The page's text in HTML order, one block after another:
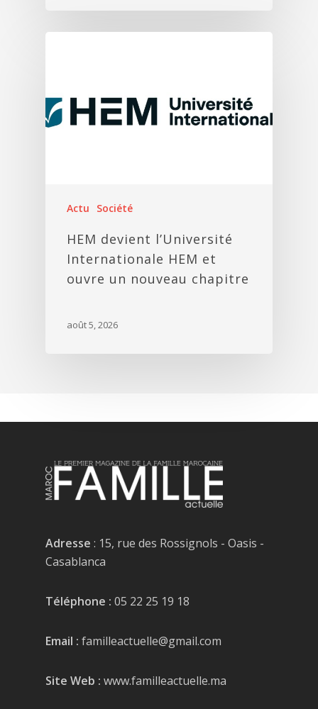
Actu Société
HEM devient l’Université
Internationale HEM et
ouvre un nouveau chapitre
août 5, 2026
Adresse : 15, rue des Rossignols - Oasis -
Casablanca
Téléphone : 05 22 25 19 18
Email : familleactuelle@gmail.com
Site Web : www.familleactuelle.ma